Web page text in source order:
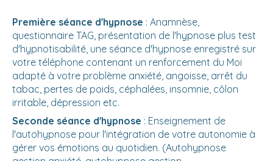
Première séance d'hypnose : Anamnèse,
questionnaire TAG, présentation de l'hypnose plus test
d'hypnotisabilité, une séance d'hypnose enregistré sur
votre téléphone contenant un renforcement du Moi
adapté à votre problème anxiété, angoisse, arrêt du
tabac, pertes de poids, céphalées, insomnie, côlon
irritable, dépression etc.
Seconde séance d'hypnose : Enseignement de
l'autohypnose pour l'intégration de votre autonomie à
gérer vos émotions au quotidien. (Autohypnose